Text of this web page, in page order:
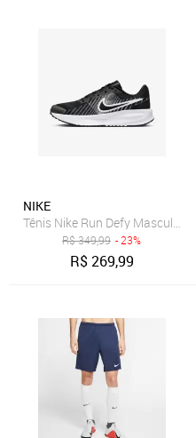
NIKE
Tênis Nike Run Defy Masculino
R$349,99 - 23%
R$269,99